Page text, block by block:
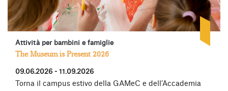
Attività per bambini e famiglie
The Museum is Present 2026
09.06.2026 - 11.09.2026
Torna il campus estivo della GAMeC e dell’Accademia